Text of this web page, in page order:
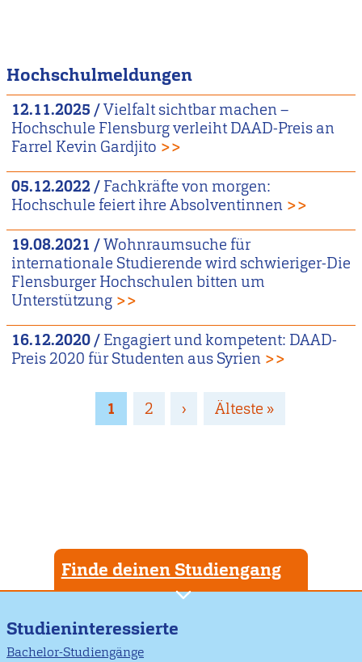
Hochschulmeldungen
12.11.2025 /Vielfalt sichtbar machen –
Hochschule Flensburg verleiht DAAD-Preis an
Farrel Kevin Gardjito >>
05.12.2022/ Fachkräfte von morgen:
Hochschule feiert ihre Absolventinnen >>
19.08.2021 /Wohnraumsuche für
internationale Studierende wird schwieriger-Die
Flensburger Hochschulen bitten um
Unterstützung >>
16.12.2020 / Engagiert und kompetent: DAAD-
Preis 2020 für Studenten aus Syrien >>
Seitennummerierung
Page
1 Page
2
Nächste
›
Letzte
Älteste »
Finde deinen Studiengang
Studieninteressierte
Bachelor-Studiengänge